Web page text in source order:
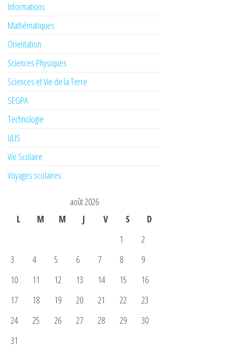
Informations
Mathématiques
Orientation
Sciences Physiques
Sciences et Vie de la Terre
SEGPA
Technologie
ULIS
Vie Scolaire
Voyages scolaires
août 2026
L
M M J V S
D
1
2
3
4 5 6 7 8
9
10
11 12 13 14 15
16
17
18 19 20 21 22
23
24
25 26 27 28 29
30
31